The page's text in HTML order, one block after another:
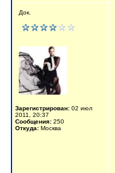
Док.
Зарегистрирован: 02 июл
2011, 20:37
Сообщения: 250
Откуда: Москва